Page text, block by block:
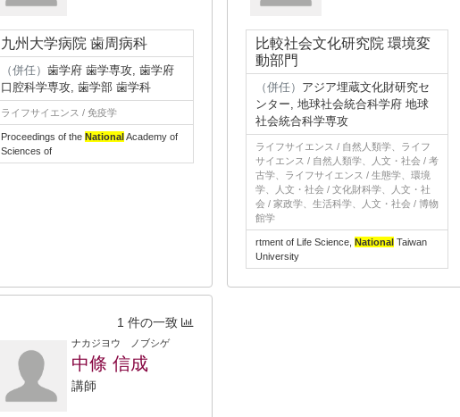
九州大学病院 歯周病科
（併任） 歯学府 歯学専攻, 歯学府
口腔科学専攻, 歯学部 歯学科
ライフサイエンス / 免疫学
Proceedings of the NationalAcademy of
Sciences of
比較社会文化研究院 環境変
動部門
（併任） アジア埋蔵文化財研究セ
ンター, 地球社会統合科学府 地球
社会統合科学専攻
ライフサイエンス / 自然人類学、ライフ
サイエンス / 自然人類学、人文・社会 / 考
古学、ライフサイエンス / 生態学、環境
学、人文・社会 / 文化財科学、人文・社
会 / 家政学、生活科学、人文・社会 / 博物
館学
rtment of Life Science, National Taiwan
University
1 件の一致
ナカジヨウ ノブシゲ
中條 信成
講師